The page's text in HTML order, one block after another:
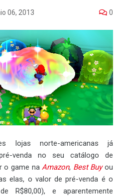
06, 2013 0
lojas norte-americanas já
venda no seu catálogo de
o game naAmazon, Best Buyou
elas, o valor de pré-venda é o
R$80,00), e aparentemente